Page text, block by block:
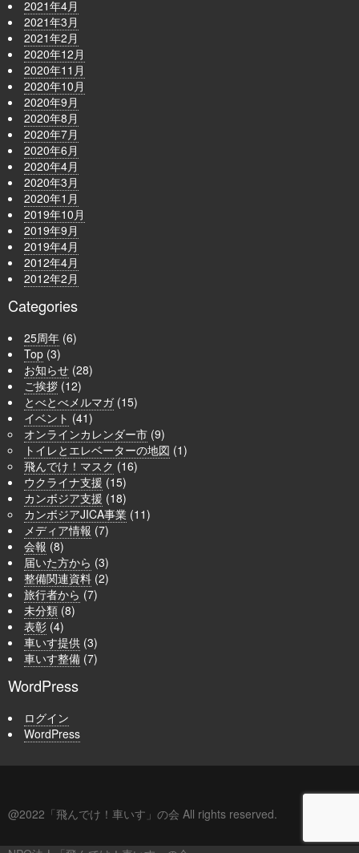
2021年4月
2021年3月
2021年2月
2020年12月
2020年11月
2020年10月
2020年9月
2020年8月
2020年7月
2020年6月
2020年4月
2020年3月
2020年1月
2019年10月
2019年9月
2019年4月
2012年4月
2012年2月
Categories
25周年 (6)
Top (3)
お知らせ (28)
ご挨拶 (12)
とべとべメルマガ(15)
イベント (41)
オンラインカレンダー市 (9)
トイレとエレベーターの地図 (1)
飛んでけ！マスク (16)
ウクライナ支援 (15)
カンボジア支援 (18)
カンボジアJICA事業 (11)
メディア情報 (7)
会報 (8)
届いた方から (3)
整備関連資料 (2)
旅行者から (7)
未分類 (8)
表彰 (4)
車いす提供 (3)
車いす整備 (7)
WordPress
ログイン
WordPress
@2022「飛んでけ！車いす」の会 All rights reserved.